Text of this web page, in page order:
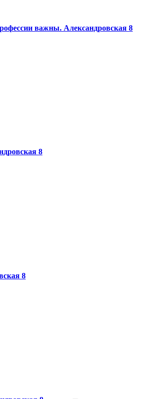
важны. Александровская 8
8
8